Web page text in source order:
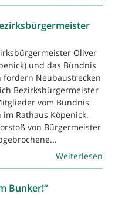
Oliver
und das Bündnis
fordern Neubaustrecken
Bezirksbürgermeister
vom Bündnis
Rathaus Köpenick.
von Bürgermeister
Weiterlesen
Bunker!“